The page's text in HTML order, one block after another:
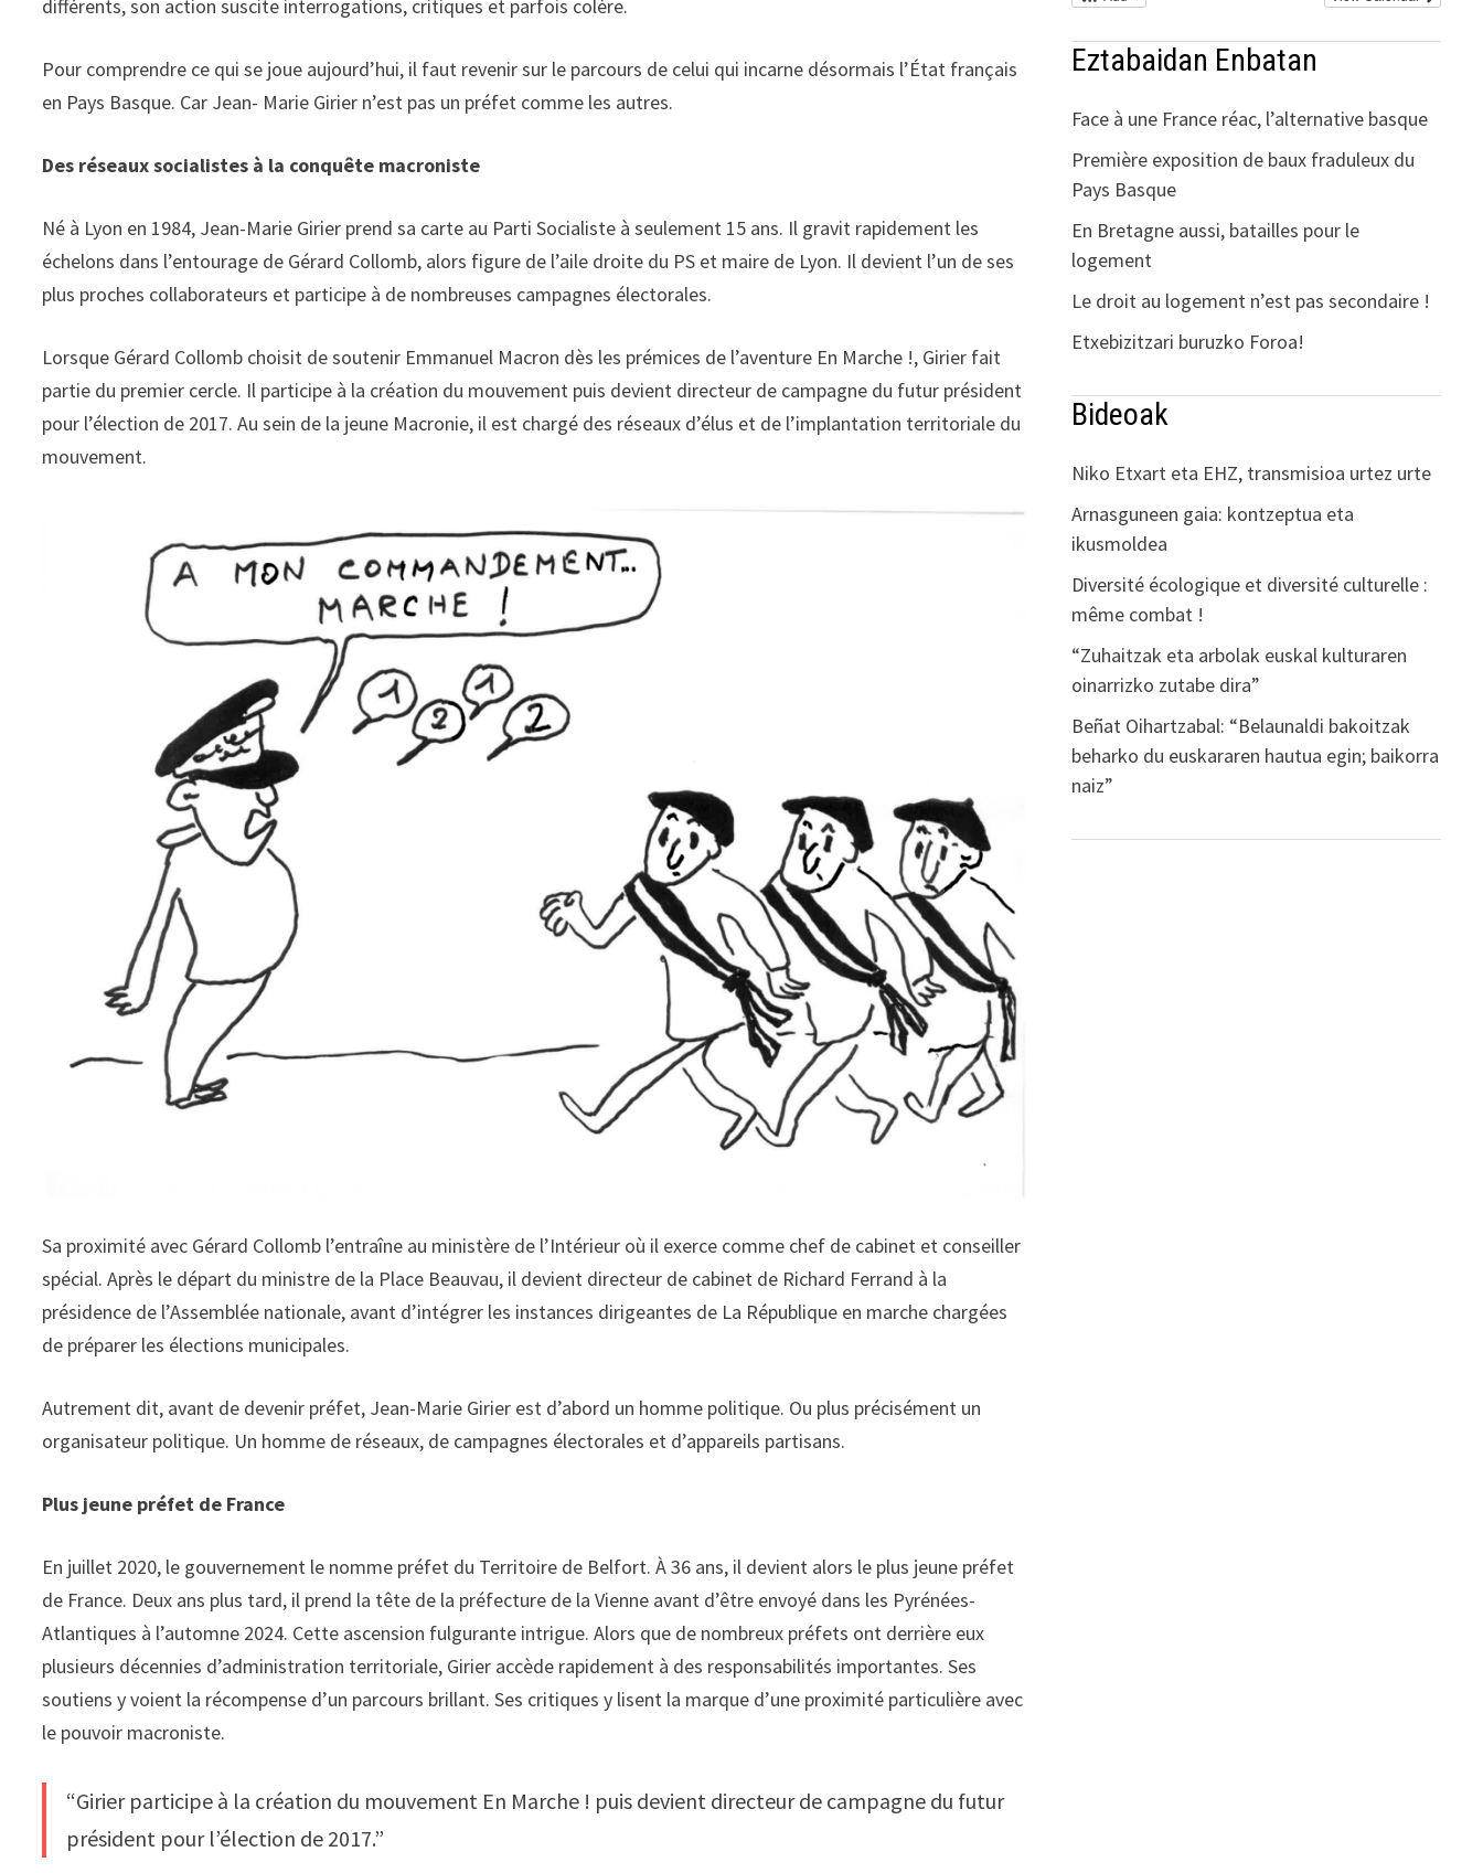
différents, son action suscite interrogations, critiques et parfois colère.
Pour comprendre ce qui se joue aujourd’hui, il faut revenir sur le parcours de celui qui incarne désormais l’État français
en Pays Basque. Car Jean- Marie Girier n’est pas un préfet comme les autres.
Des réseaux socialistes à la conquête macroniste
Né à Lyon en 1984, Jean-Marie Girier prend sa carte au Parti Socialiste à seulement 15 ans. Il gravit rapidement les
échelons dans l’entourage de Gérard Collomb, alors figure de l’aile droite du PS et maire de Lyon. Il devient l’un de ses
plus proches collaborateurs et participe à de nombreuses campagnes électorales.
Lorsque Gérard Collomb choisit de soutenir Emmanuel Macron dès les prémices de l’aventure En Marche !, Girier fait
partie du premier cercle. Il participe à la création du mouvement puis devient directeur de campagne du futur président
pour l’élection de 2017. Au sein de la jeune Macronie, il est chargé des réseaux d’élus et de l’implantation territoriale du
mouvement.
Sa proximité avec Gérard Collomb l’entraîne au ministère de l’Intérieur où il exerce comme chef de cabinet et conseiller
spécial. Après le départ du ministre de la Place Beauvau, il devient directeur de cabinet de Richard Ferrand à la
présidence de l’Assemblée nationale, avant d’intégrer les instances dirigeantes de La République en marche chargées
de préparer les élections municipales.
Autrement dit, avant de devenir préfet, Jean-Marie Girier est d’abord un homme politique. Ou plus précisément un
organisateur politique. Un homme de réseaux, de campagnes électorales et d’appareils partisans.
Plus jeune préfet de France
En juillet 2020, le gouvernement le nomme préfet du Territoire de Belfort. À 36 ans, il devient alors le plus jeune préfet
de France. Deux ans plus tard, il prend la tête de la préfecture de la Vienne avant d’être envoyé dans les Pyrénées-
Atlantiques à l’automne 2024. Cette ascension fulgurante intrigue. Alors que de nombreux préfets ont derrière eux
plusieurs décennies d’administration territoriale, Girier accède rapidement à des responsabilités importantes. Ses
soutiens y voient la récompense d’un parcours brillant. Ses critiques y lisent la marque d’une proximité particulière avec
le pouvoir macroniste.
“Girier participe à la création du mouvement En Marche ! puis devient directeur de campagne du futur
président pour l’élection de 2017.”
Eztabaidan Enbatan
Face à une France réac, l’alternative basque
Première exposition de baux fraduleux du
Pays Basque
En Bretagne aussi, batailles pour le
logement
Le droit au logement n’est pas secondaire !
Etxebizitzari buruzko Foroa!
Bideoak
Niko Etxart eta EHZ, transmisioa urtez urte
Arnasguneen gaia: kontzeptua eta
ikusmoldea
Diversité écologique et diversité culturelle :
même combat !
“Zuhaitzak eta arbolak euskal kulturaren
oinarrizko zutabe dira”
Beñat Oihartzabal: “Belaunaldi bakoitzak
beharko du euskararen hautua egin; baikorra
naiz”